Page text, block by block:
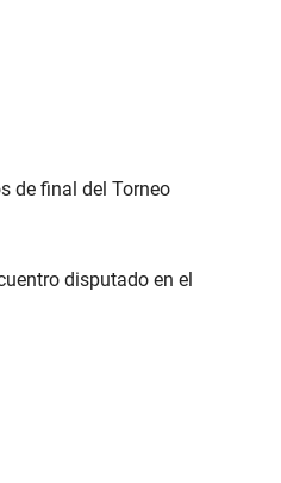
de final del Torneo
disputado en el